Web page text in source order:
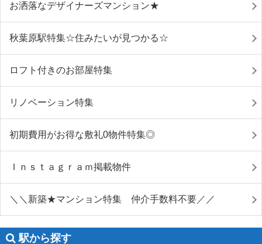
お洒落なデザイナーズマンション★
秋葉原駅特集☆住みたいが見つかる☆
ロフト付きのお部屋特集
リノベーション特集
初期費用がお得な敷礼0物件特集◎
Ｉｎｓｔａｇｒａｍ掲載物件
＼＼新築★マンション特集 仲介手数料不要／／
駅から探す